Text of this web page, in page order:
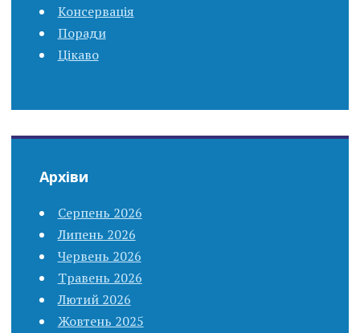
Консервація
Поради
Цікаво
Архіви
Серпень 2026
Липень 2026
Червень 2026
Травень 2026
Лютий 2026
Жовтень 2025